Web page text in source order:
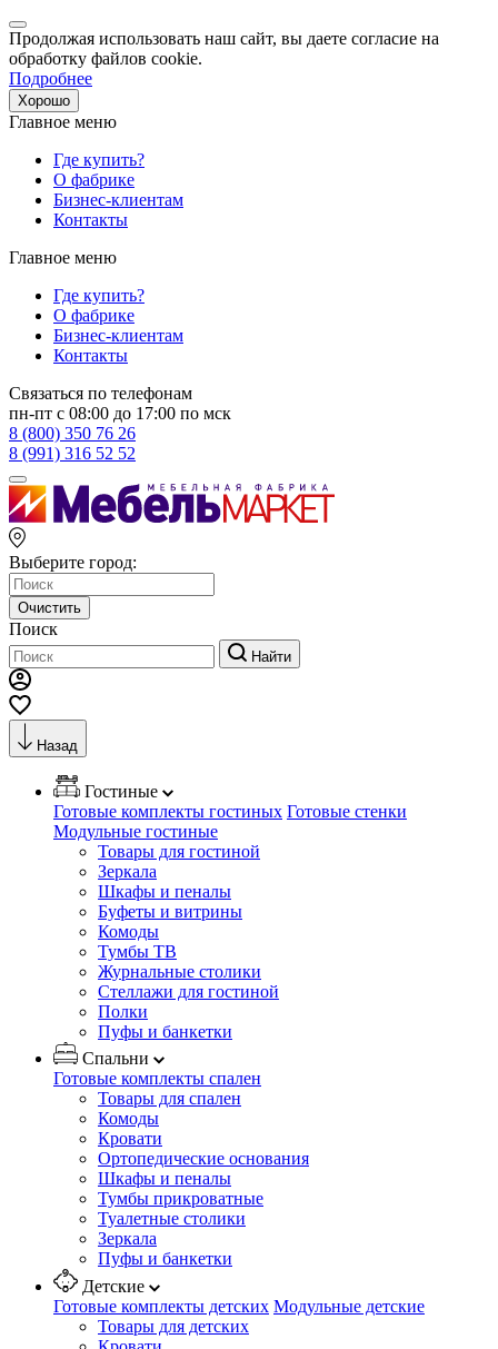
Продолжая использовать наш сайт, вы даете согласие на
обработку файлов cookie.
Подробнее
Хорошо
Главное меню
Где купить?
О фабрике
Бизнес-клиентам
Контакты
Главное меню
Где купить?
О фабрике
Бизнес-клиентам
Контакты
Связаться по телефонам
пн-пт с 08:00 до 17:00 по мск
8 (800) 350 76 26
8 (991) 316 52 52
Выберите город:
Очистить
Поиск
Найти
Назад
Гостиные
Готовые комплекты гостиных Готовые стенки
Модульные гостиные
Товары для гостиной
Зеркала
Шкафы и пеналы
Буфеты и витрины
Комоды
Тумбы ТВ
Журнальные столики
Стеллажи для гостиной
Полки
Пуфы и банкетки
Спальни
Готовые комплекты спален
Товары для спален
Комоды
Кровати
Ортопедические основания
Шкафы и пеналы
Тумбы прикроватные
Туалетные столики
Зеркала
Пуфы и банкетки
Детские
Готовые комплекты детских Модульные детские
Товары для детских